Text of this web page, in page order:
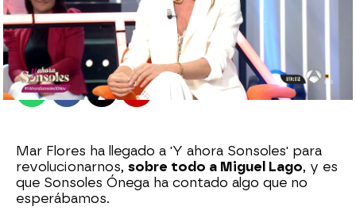
Sara Ruiz
Madrid
Publicado:10 de noviembre de 2022, 19:29
WhatsappFacebook
X Flipboard
Mar Flores ha llegado a 'Y ahora Sonsoles' para
revolucionarnos, sobre todo a Miguel Lago, y es
que Sonsoles Ónega ha contado algo que no
esperábamos.